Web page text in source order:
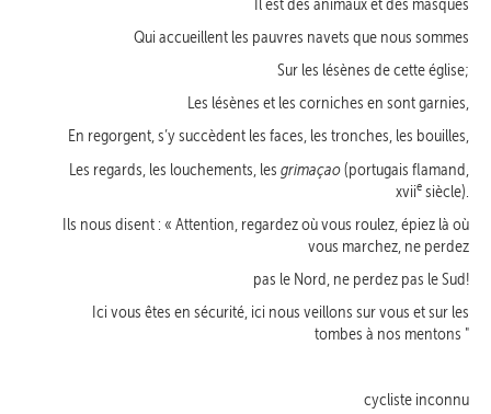
Qui accueillent les pauvres navets que nous sommes
Sur les lésènes de cette église;
Les lésènes et les corniches en sont garnies,
En regorgent, s’y succèdent les faces, les tronches, les bouilles,
Les regards, les louchements, les grimaçao(portugais flamand,
xviiesiècle).
Ils nous disent : « Attention, regardez où vous roulez, épiez là où
vous marchez, ne perdez
pas le Nord, ne perdez pas le Sud!
Ici vous êtes en sécurité, ici nous veillons sur vous et sur les
tombes à nos mentons "
cycliste inconnu